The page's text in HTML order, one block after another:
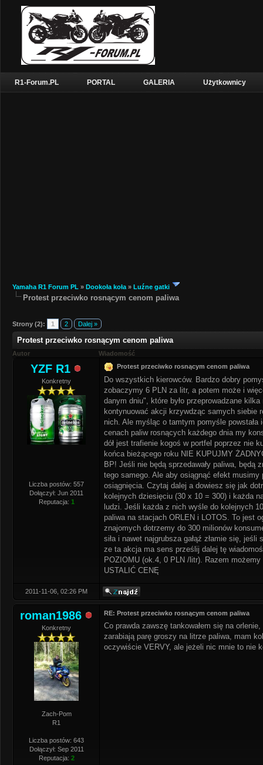
R1-Forum.PL PORTAL GALERIA Użytkownicy
Yamaha R1 Forum PL » Dookoła koła » Luźne gatki
Protest przeciwko rosnącym cenom paliwa
Strony (2): 1 2 Dalej »
Protest przeciwko rosnącym cenom paliwa
Autor Wiadomość
YZF R1
Konkretny
Liczba postów: 557
Dołączył: Jun 2011
Reputacja: 1
Protest przeciwko rosnącym cenom paliwa
Do wszystkich kierowców. Bardzo dobry
zobaczymy 6 PLN za litr, a potem może i
danym dniu", które było przeprowadzane
kontynuować akcji krzywdząc samych siebie
nich. Ale myśląc o tamtym pomyśle
cenach paliw rosnących każdego dnia my
dół jest trafienie kogoś w portfel poprzez nie
końca bieżącego roku NIE KUPUJMY
BP! Jeśli nie będą sprzedawały paliwa,
tego samego. Ale aby osiągnąć efekt musimy
osiągnięcia. Czytaj dalej a dowiesz się jak
kolejnych dziesięciu (30 x 10 = 300) i każda
ludzi. Jeśli każda z nich wyśle do kolejnych
paliwa na stacjach ORLEN i LOTOS. To jest
znajomych dotrzemy do 300 milionów
siła i nawet najgrubsza gałąź złamie się,
ze ta akcja ma sens prześlij dalej tę
POZIOMU (ok.4, 0 PLN /litr). Razem
USTALIĆ CENĘ
2011-11-06, 02:26 PM
roman1986
Konkretny
Zach-Pom
R1
Liczba postów: 643
Dołączył: Sep 2011
Reputacja: 2
RE: Protest przeciwko rosnącym cenom paliwa
Co prawda zawszę tankowałem się na
zarabiają parę groszy na litrze paliwa, mam
oczywiście VERVY, ale jeżeli nic mnie to nie